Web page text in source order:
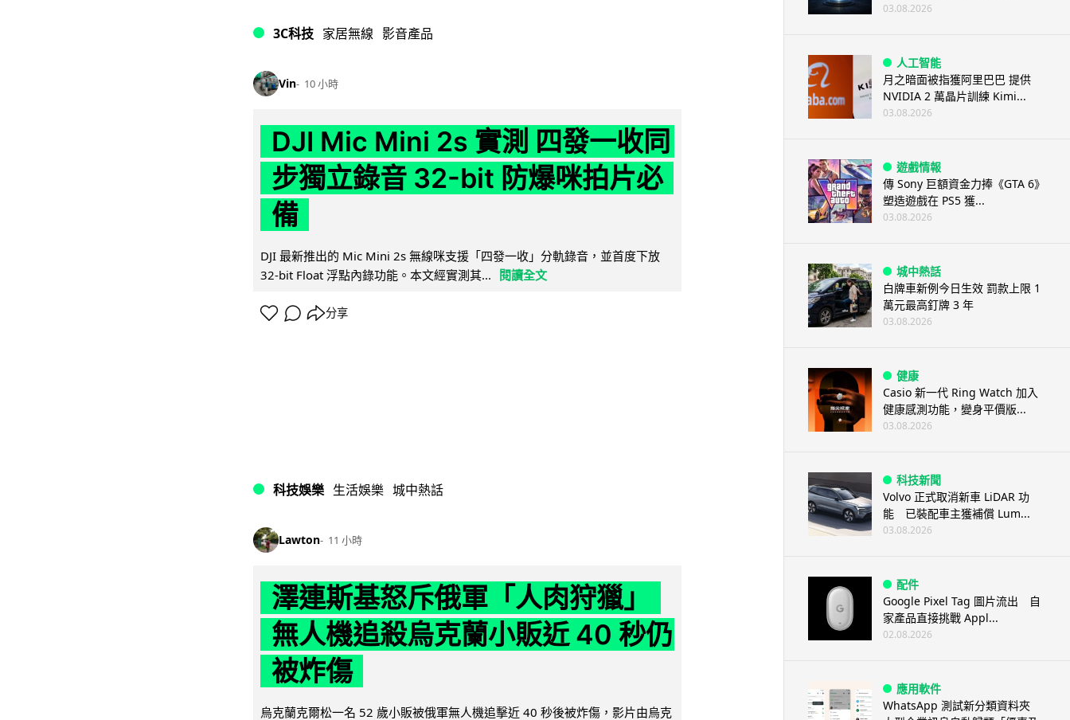
3C科技 家居無線 影音產品
Vin 10 小時
DJI Mic Mini 2s 實測 四發一收同
步獨立錄音 32-bit 防爆咪拍片必
備
DJI 最新推出的 Mic Mini 2s 無線咪支援「四發一收」分軌錄音，並首度下放
32-bit Float 浮點內錄功能。本文經實測其... 閱讀全文
分享
科技娛樂 生活娛樂 城中熱話
Lawton 11 小時
澤連斯基怒斥俄軍「人肉狩獵」
無人機追殺烏克蘭小販近 40 秒仍
被炸傷
烏克蘭克爾松一名 52 歲小販被俄軍無人機追擊近 40 秒後被炸傷，影片由烏克
03.08.2026
人工智能
月之暗面被指獲阿里巴巴 提供
NVIDIA 2 萬晶片訓練 Kimi...
03.08.2026
遊戲情報
傳 Sony 巨額資金力捧《GTA 6》
塑造遊戲在 PS5 獲...
03.08.2026
城中熱話
白牌車新例今日生效 罰款上限 1
萬元最高釘牌 3 年
03.08.2026
健康
Casio 新一代 Ring Watch 加入
健康感測功能，變身平價版...
03.08.2026
科技新聞
Volvo 正式取消新車 LiDAR 功
能 已裝配車主獲補償 Lum...
03.08.2026
配件
Google Pixel Tag 圖片流出 自
家產品直接挑戰 Appl...
02.08.2026
應用軟件
WhatsApp 測試新分類資料夾